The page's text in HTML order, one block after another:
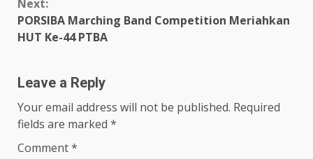
Next:
PORSIBA Marching Band Competition Meriahkan
HUT Ke-44 PTBA
Leave a Reply
Your email address will not be published. Required
fields are marked *
Comment*